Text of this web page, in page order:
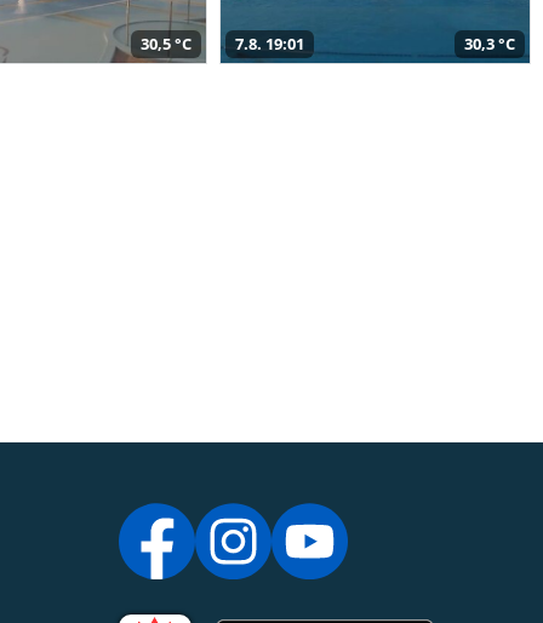
30,5 °C 7.8. 19:01 30,3 °C